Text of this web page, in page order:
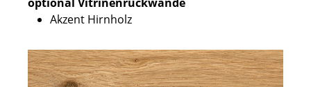
Akzent Hirnholz